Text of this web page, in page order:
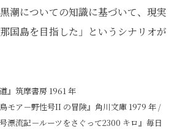
潮についての知識に基づいて、現実
国島を目指した」というシナリオが
』筑摩書房 1961 年
モア－野性号II の冒険』角川文庫 1979 年 /
漂流記－ルーツをさぐって2300 キロ』毎日